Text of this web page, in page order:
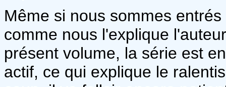
Même si nous sommes
comme nous l'explique
présent volume, la série est
actif, ce qui explique le